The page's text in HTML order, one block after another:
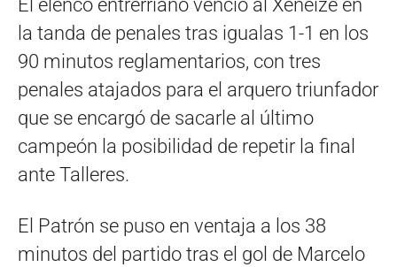
El elenco entrerriano venció al Xeneize en
la tanda de penales tras igualas 1-1 en los
90 minutos reglamentarios, con tres
penales atajados para el arquero triunfador
que se encargó de sacarle al último
campeón la posibilidad de repetir la final
ante Talleres.
El Patrón se puso en ventaja a los 38
minutos del partido tras el gol de Marcelo